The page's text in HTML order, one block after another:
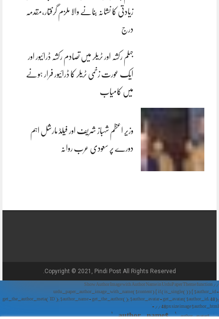
زیادتی کا نشانہ بنانے والا ملزم گرفتار،مقدمہ
درج
جہلم رکشہ اور ٹریلر میں تصادم رکشہ ڈرائیور اور
ایک عورت زخمی ٹریلر کا ڈرائیور فرار ہونے
میں کامیاب
وزیر اعظم شہباز شریف اور فیلڈ مارشل اہم
دورے پر سعودی عرب روانہ
Copyright © 2021, Pindi Post All Rights Reserved.
// Show Author Image with Author Name in UrduPaper Theme function
urdu_paper_author_image_with_name($content) { if (is_single()) { $author_id =
get_the_author_meta('ID'); $author_name = get_the_author(); $author_avatar = get_avatar($author_id, 48);
// 48px size image $author_html = '
' . $author_avatar . '
' . $author_name . '